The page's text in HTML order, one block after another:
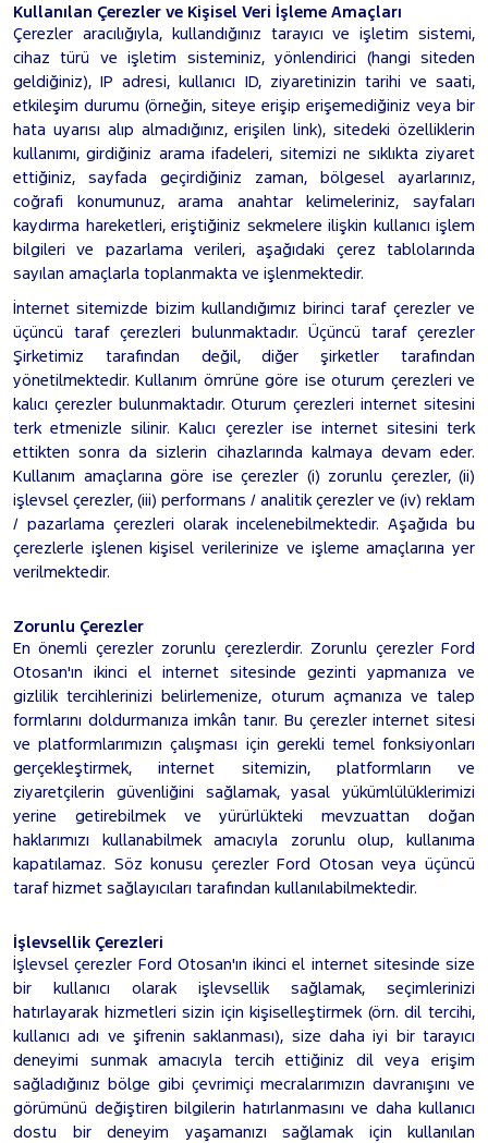
Kullanılan Çerezler ve Kişisel Veri İşleme Amaçları
Çerezler aracılığıyla, kullandığınız tarayıcı ve işletim sistemi,
cihaz türü ve işletim sisteminiz, yönlendirici (hangi siteden
geldiğiniz), IP adresi, kullanıcı ID, ziyaretinizin tarihi ve saati,
etkileşim durumu (örneğin, siteye erişip erişemediğiniz veya bir
hata uyarısı alıp almadığınız, erişilen link), sitedeki özelliklerin
kullanımı, girdiğiniz arama ifadeleri, sitemizi ne sıklıkta ziyaret
ettiğiniz, sayfada geçirdiğiniz zaman, bölgesel ayarlarınız,
coğrafi konumunuz, arama anahtar kelimeleriniz, sayfaları
kaydırma hareketleri, eriştiğiniz sekmelere ilişkin kullanıcı işlem
bilgileri ve pazarlama verileri, aşağıdaki çerez tablolarında
sayılan amaçlarla toplanmakta ve işlenmektedir.
İnternet sitemizde bizim kullandığımız birinci taraf çerezler ve
üçüncü taraf çerezleri bulunmaktadır. Üçüncü taraf çerezler
Şirketimiz tarafından değil, diğer şirketler tarafından
yönetilmektedir. Kullanım ömrüne göre ise oturum çerezleri ve
kalıcı çerezler bulunmaktadır. Oturum çerezleri internet sitesini
terk etmenizle silinir. Kalıcı çerezler ise internet sitesini terk
ettikten sonra da sizlerin cihazlarında kalmaya devam eder.
Kullanım amaçlarına göre ise çerezler (i) zorunlu çerezler, (ii)
işlevsel çerezler, (iii) performans / analitik çerezler ve (iv) reklam
/ pazarlama çerezleri olarak incelenebilmektedir. Aşağıda bu
çerezlerle işlenen kişisel verilerinize ve işleme amaçlarına yer
verilmektedir.
Zorunlu Çerezler
En önemli çerezler zorunlu çerezlerdir. Zorunlu çerezler Ford
Otosan'ın ikinci el internet sitesinde gezinti yapmanıza ve
gizlilik tercihlerinizi belirlemenize, oturum açmanıza ve talep
formlarını doldurmanıza imkân tanır. Bu çerezler internet sitesi
ve platformlarımızın çalışması için gerekli temel fonksiyonları
gerçekleştirmek, internet sitemizin, platformların ve
ziyaretçilerin güvenliğini sağlamak, yasal yükümlülüklerimizi
yerine getirebilmek ve yürürlükteki mevzuattan doğan
haklarımızı kullanabilmek amacıyla zorunlu olup, kullanıma
kapatılamaz. Söz konusu çerezler Ford Otosan veya üçüncü
taraf hizmet sağlayıcıları tarafından kullanılabilmektedir.
İşlevsellik Çerezleri
İşlevsel çerezler Ford Otosan'ın ikinci el internet sitesinde size
bir kullanıcı olarak işlevsellik sağlamak, seçimlerinizi
hatırlayarak hizmetleri sizin için kişiselleştirmek (örn. dil tercihi,
kullanıcı adı ve şifrenin saklanması), size daha iyi bir tarayıcı
deneyimi sunmak amacıyla tercih ettiğiniz dil veya erişim
sağladığınız bölge gibi çevrimiçi mecralarımızın davranışını ve
görümünü değiştiren bilgilerin hatırlanmasını ve daha kullanıcı
dostu bir deneyim yaşamanızı sağlamak için kullanılan